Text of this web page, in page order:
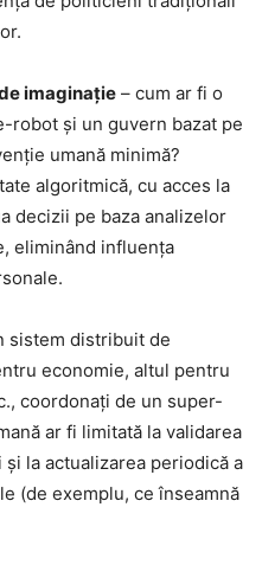
imaginaţie – cum ar fi o
robot și un guvern bazat pe
umană minimă?
algoritmică, cu acces la
decizii pe baza analizelor
eliminând influența
sistem distribuit de
economie, altul pentru
coordonați de un super-
ar fi limitată la validarea
la actualizarea periodică a
(de exemplu, ce înseamnă